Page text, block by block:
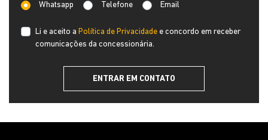
Whatsapp Telefone Email
Li e aceito a Política de Privacidade e concordo em receber
comunicações da concessionária.
ENTRAR EM CONTATO